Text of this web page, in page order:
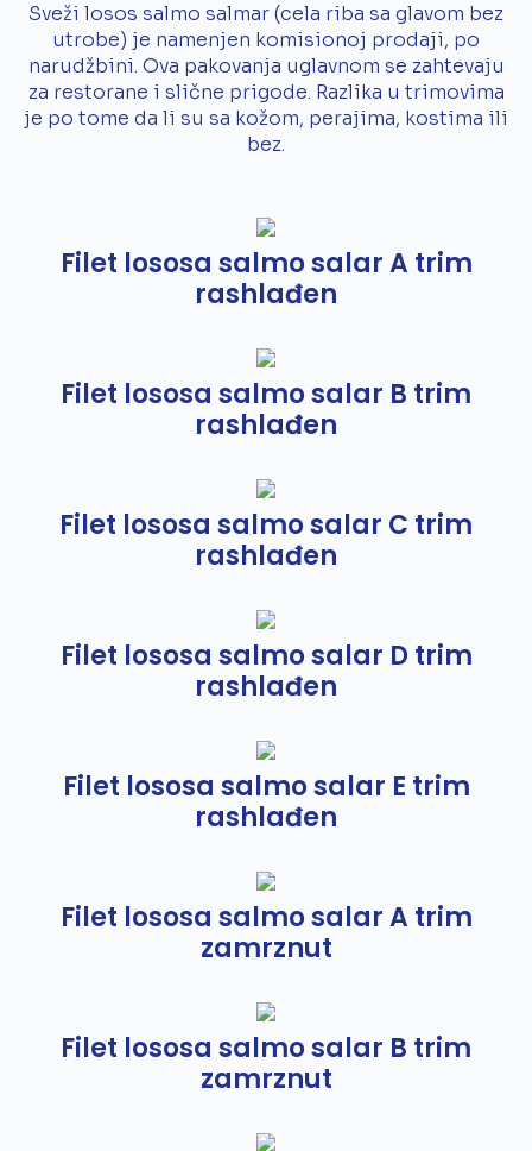
Sveži losos salmo salmar (cela riba sa glavom bez
utrobe) je namenjen komisionoj prodaji, po
narudžbini. Ova pakovanja uglavnom se zahtevaju
za restorane i slične prigode. Razlika u trimovima
je po tome da li su sa kožom, perajima, kostima ili
bez.
Filet lososa salmo salar A trim
rashlađen
Filet lososa salmo salar B trim
rashlađen
Filet lososa salmo salar C trim
rashlađen
Filet lososa salmo salar D trim
rashlađen
Filet lososa salmo salar E trim
rashlađen
Filet lososa salmo salar A trim
zamrznut
Filet lososa salmo salar B trim
zamrznut